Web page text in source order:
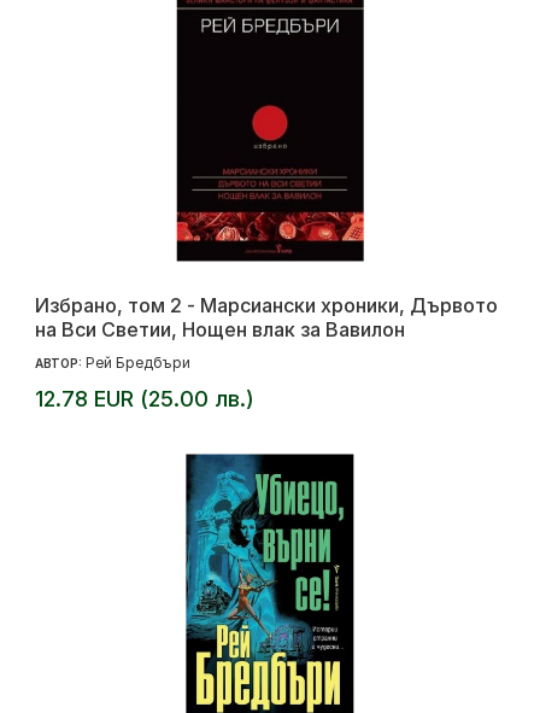
Избрано, том 2 - Марсиански хроники, Дървото
на Вси Светии, Нощен влак за Вавилон
АВТОР: Рей Бредбъри
12.78 EUR (25.00 лв.)